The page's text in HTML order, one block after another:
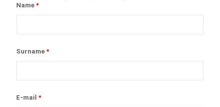
Name *
Surname *
E-mail *